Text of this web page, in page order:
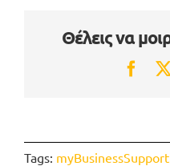
Θέλεις να
Tags: